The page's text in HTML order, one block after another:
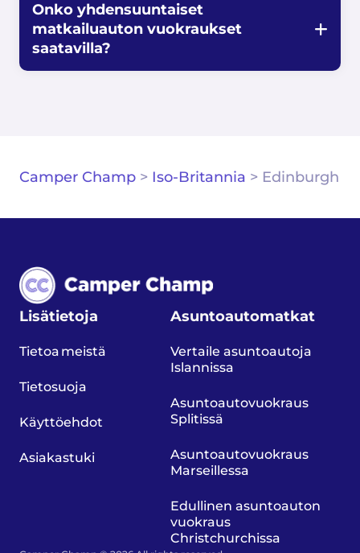
Onko yhdensuuntaiset
matkailuauton vuokraukset
saatavilla?
Camper Champ > Iso-Britannia > Edinburgh
Lisätietoja
Tietoa meistä
Tietosuoja
Käyttöehdot
Asiakastuki
Asuntoautomatkat
Vertaile asuntoautoja
Islannissa
Asuntoautovuokraus
Splitissä
Asuntoautovuokraus
Marseillessa
Edullinen asuntoauton
vuokraus
Christchurchissa